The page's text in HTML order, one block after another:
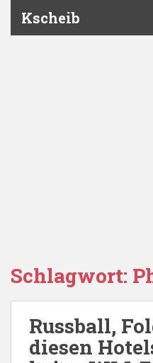
Kscheib
Schlagwort:
Russball,
diesen